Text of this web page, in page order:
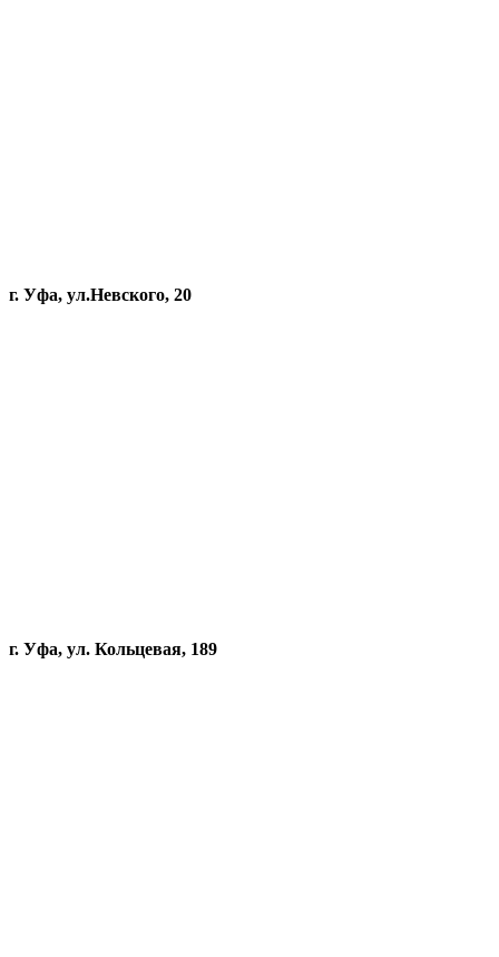
г. Уфа, ул.Невского, 20
г. Уфа, ул. Кольцевая, 189